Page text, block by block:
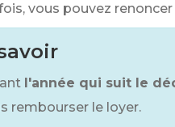
vous pouvez
l'année qui suit le
rembourser le loyer.